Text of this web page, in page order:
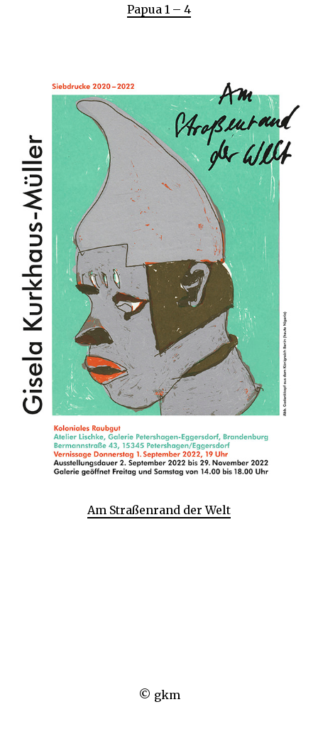
Papua 1 – 4
Am Straßenrand der Welt
© gkm